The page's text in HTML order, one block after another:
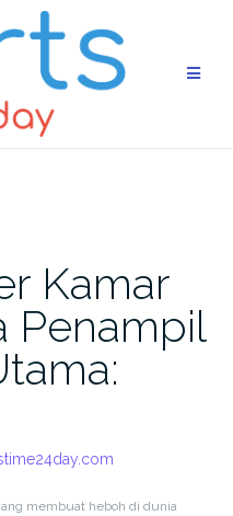
Kamar
Penampil
membuat heboh di dunia